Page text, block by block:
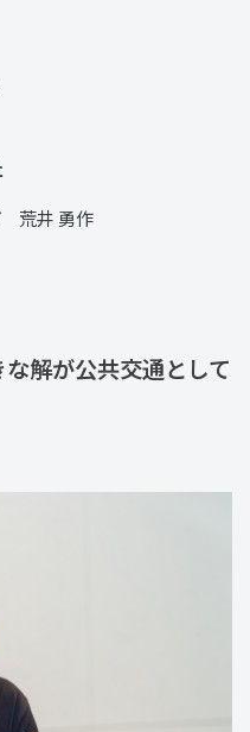
荒井 勇作
解が公共交通として